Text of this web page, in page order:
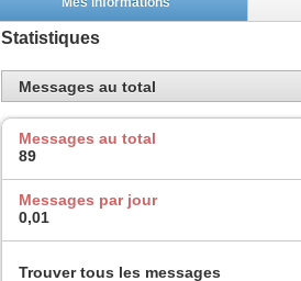
Statistiques
Messages au total
Messages au total
89
Messages par jour
0,01
Trouver tous les messages